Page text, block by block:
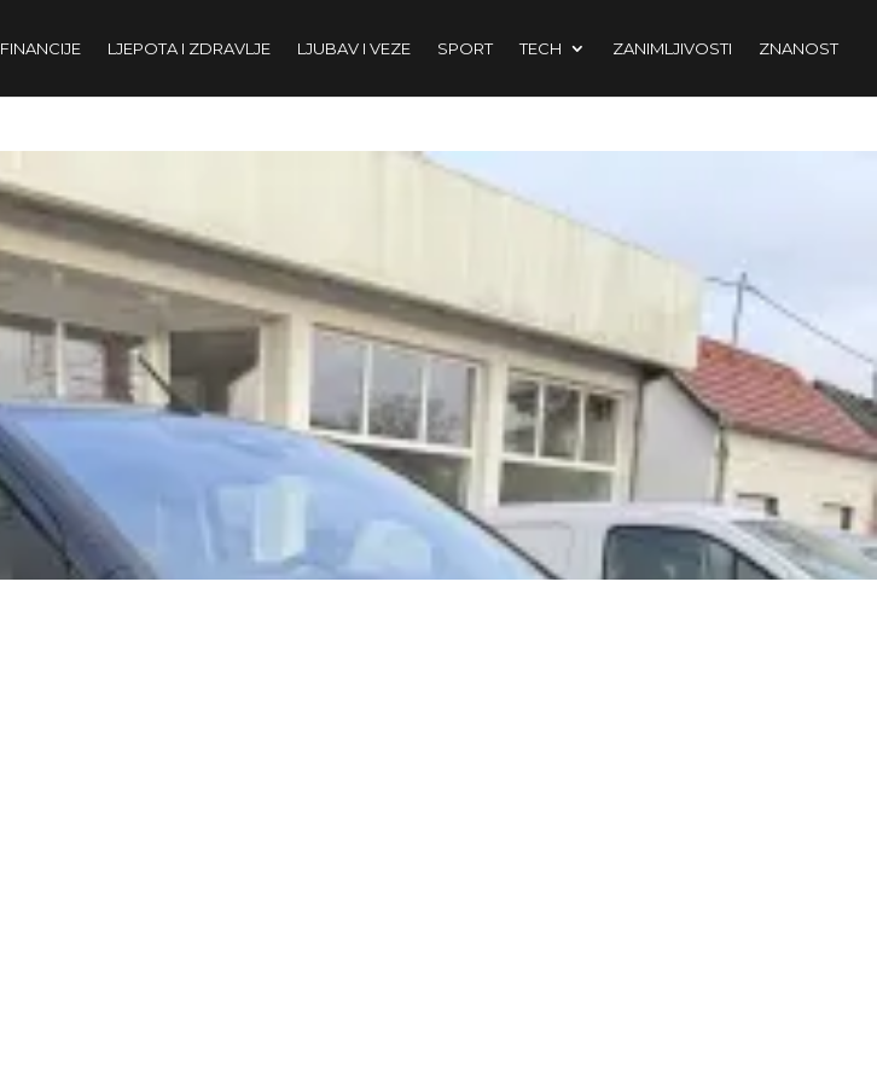
FINANCIJE LJEPOTA I ZDRAVLJE LJUBAV I VEZE SPORT TECH ZANIMLJIVOSTI ZNANOST